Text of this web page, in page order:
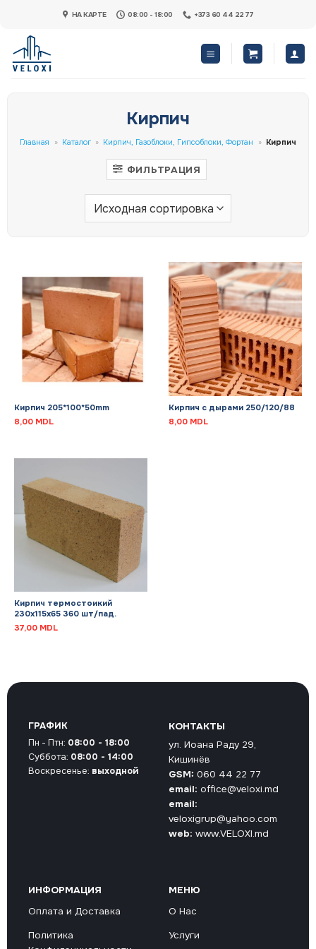
content
НА КАРТЕ 08:00 - 18:00 +373 60 44 22 77
Кирпич
Главная » Каталог » Кирпич, Газоблоки, Гипсоблоки, Фортан » Кирпич
ФИЛЬТРАЦИЯ
Кирпич 205*100*50mm
8,00 MDL
Кирпич с дырами 250/120/88
8,00 MDL
Кирпич термостоикий
230x115x65 360 шт/пад.
37,00 MDL
КОНТАКТЫ
ул. Иоана Раду 29,
Кишинёв
GSM: 060 44 22 77
email: office@veloxi.md
email:
veloxigrup@yahoo.com
web: www.VELOXI.md
ИНФОРМАЦИЯ
Оплата и Доставка
Политика
МЕНЮ
О Нас
Услуги
ГРАФИК
Пн - Птн: 08:00 - 18:00
Суббота: 08:00 - 14:00
Воскресенье: выходной